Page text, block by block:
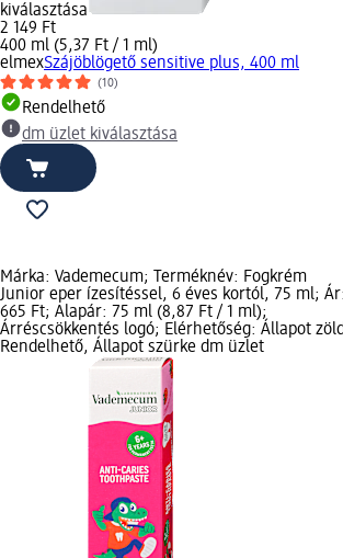
kiválasztása
2 149 Ft
400 ml (5,37 Ft / 1 ml)
elmexSzájöblögető sensitive plus, 400 ml
(10)
Rendelhető
dm üzlet kiválasztása
Márka: Vademecum; Terméknév: Fogkrém
Junior eper ízesítéssel, 6 éves kortól, 75 ml; Ár:
665 Ft; Alapár: 75 ml (8,87 Ft / 1 ml);
Árréscsökkentés logó; Elérhetőség: Állapot zöld
Rendelhető, Állapot szürke dm üzlet